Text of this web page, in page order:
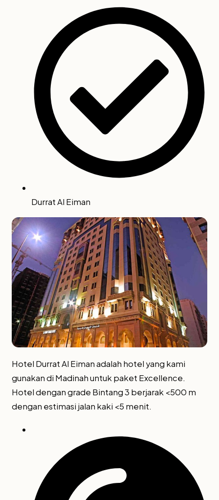
Durrat Al Eiman
Hotel Durrat Al Eiman adalah hotel yang kami
gunakan di Madinah untuk paket Excellence.
Hotel dengan grade Bintang 3 berjarak <500 m
dengan estimasi jalan kaki <5 menit.